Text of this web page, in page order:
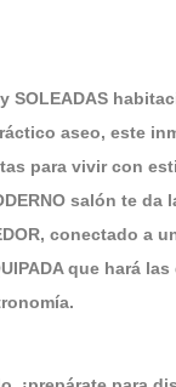
SOLEADAS
aseo, este
para vivir con
salón te da
conectado a
que hará